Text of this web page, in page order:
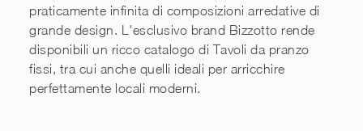
praticamente infinita di composizioni arredative di
grande design. L'esclusivo brand Bizzotto rende
disponibili un ricco catalogo di Tavoli da pranzo
fissi, tra cui anche quelli ideali per arricchire
perfettamente locali moderni.